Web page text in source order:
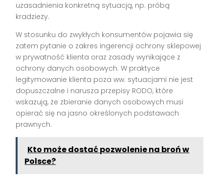
uzasadnienia konkretną sytuacją, np. próbą
kradzieży.
W stosunku do zwykłych konsumentów pojawia się
zatem pytanie o zakres ingerencji ochrony sklepowej
w prywatność klienta oraz zasady wynikające z
ochrony danych osobowych. W praktyce
legitymowanie klienta poza ww. sytuacjami nie jest
dopuszczalne i narusza przepisy RODO, które
wskazują, że zbieranie danych osobowych musi
opierać się na jasno określonych podstawach
prawnych.
Kto może dostać pozwolenie na broń w
Polsce?